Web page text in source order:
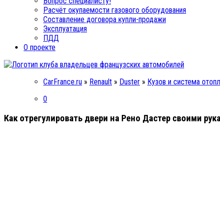
Расчёт окупаемости газового оборудования
Составление договора купли-продажи
Эксплуатация
ПДД
О проекте
CarFrance.ru » Renault » Duster » Кузов и система
0
Как отрегулировать двери на Рено Дастер своими